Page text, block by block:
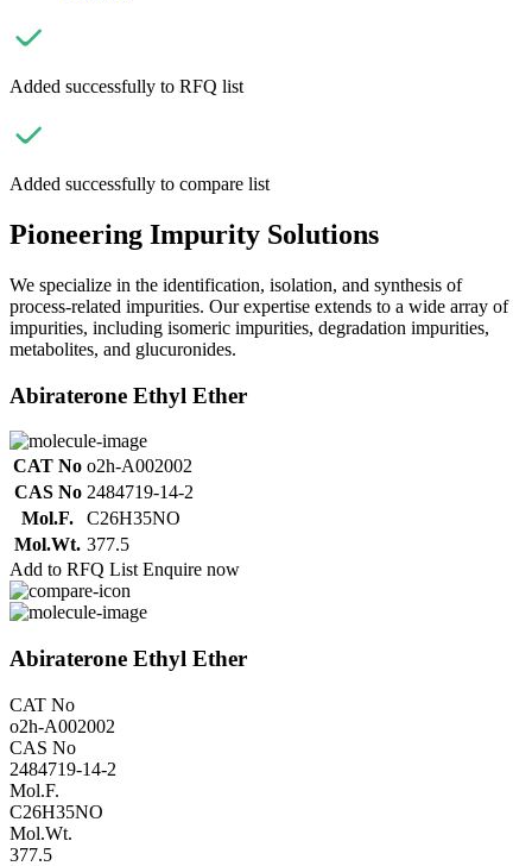
Added successfully to RFQ list
Added successfully to compare list
Pioneering Impurity Solutions
We specialize in the identification, isolation, and synthesis of
process-related impurities. Our expertise extends to a wide array of
impurities, including isomeric impurities, degradation impurities,
metabolites, and glucuronides.
Abiraterone Ethyl Ether
CAT No o2h-A002002
CAS No 2484719-14-2
Mol.F.
C26H35NO
Mol.Wt. 377.5
Add to RFQ List Enquire now
Abiraterone Ethyl Ether
CAT No
o2h-A002002
CAS No
2484719-14-2
Mol.F.
C26H35NO
Mol.Wt.
377.5